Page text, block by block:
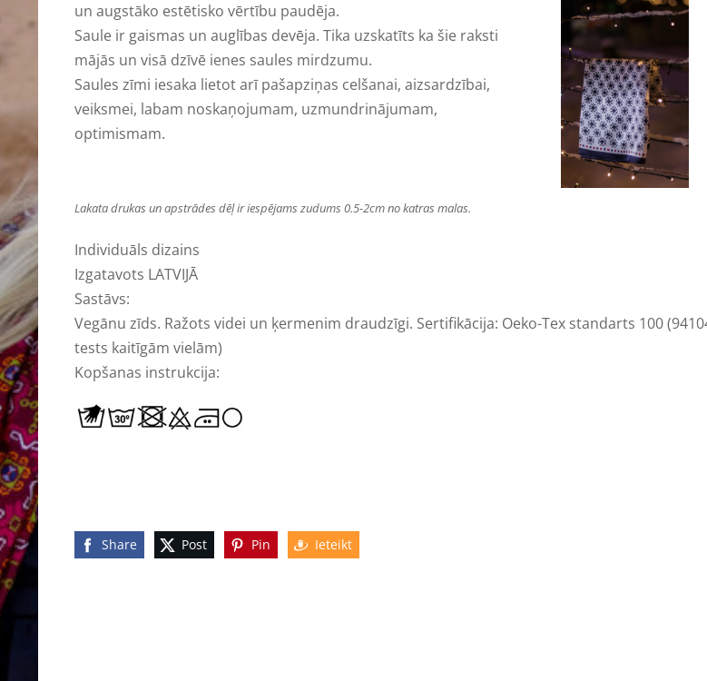
un augstāko estētisko vērtību paudēja.
Saule ir gaismas un auglības devēja. Tika uzskatīts ka šie raksti
mājās un visā dzīvē ienes saules mirdzumu.
Saules zīmi iesaka lietot arī pašapziņas celšanai, aizsardzībai,
veiksmei, labam noskaņojumam, uzmundrinājumam,
optimismam.
Lakata drukas un apstrādes dēļ ir iespējams zudums 0.5-2cm no katras malas.
Individuāls dizains
Izgatavots LATVIJĀ
Sastāvs:
Vegānu zīds. Ražots videi un ķermenim draudzīgi. Sertifikācija: Oeko-Tex standarts 100(
tests kaitīgām vielām)
Kopšanas instrukcija:
Share Post Pin Ieteikt